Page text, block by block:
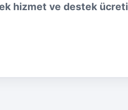
hizmet ve destek ücreti